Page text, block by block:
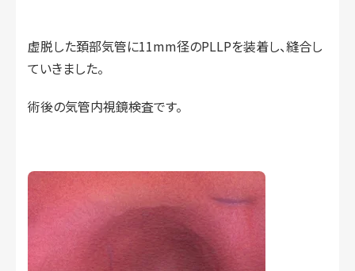
虚脱した頚部気管に11mm径のPLLPを装着し、縫合し
ていきました。
術後の気管内視鏡検査です。